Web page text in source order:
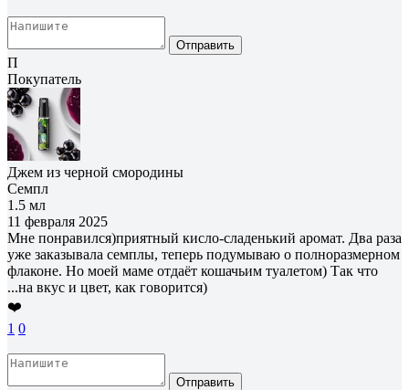
Отправить
П
Покупатель
Джем из черной смородины
Семпл
1.5 мл
11 февраля 2025
Мне понравился)приятный кисло-сладенький аромат. Два раза
уже заказывала семплы, теперь подумываю о полноразмерном
флаконе. Но моей маме отдаёт кошачьим туалетом) Так что
...на вкус и цвет, как говорится)
❤️
1 0
Отправить